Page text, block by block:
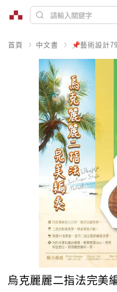
首頁 中文書 📌藝術設計
烏克麗麗二指法完美